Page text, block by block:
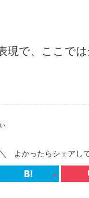
現で、ここでは
よかったらシェアし